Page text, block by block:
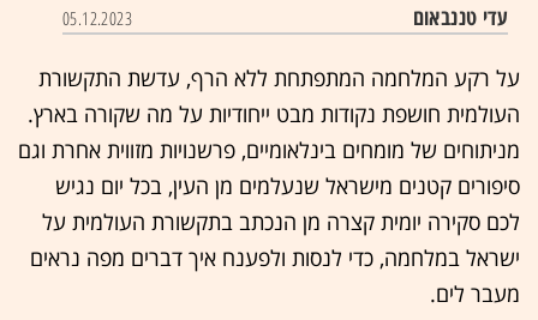
עדי טננבאום 05.12.2023
על רקע המלחמה המתפתחת ללא הרף, עדשת התקשורת
העולמית חושפת נקודות מבט ייחודיות על מה שקורה בארץ.
מניתוחים של מומחים בינלאומיים, פרשנויות מזווית אחרת וגם
סיפורים קטנים מישראל שנעלמים מן העין, בכל יום נגיש
לכם סקירה יומית קצרה מן הנכתב בתקשורת העולמית על
ישראל במלחמה, כדי לנסות ולפענח איך דברים מפה נראים
מעבר לים.